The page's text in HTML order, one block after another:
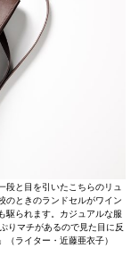
段と目を引いたこちらのリュ
のときのランドセルがワイン
駆られます。カジュアルな服
りマチがあるので見た目に反
ライター・近藤亜衣子）